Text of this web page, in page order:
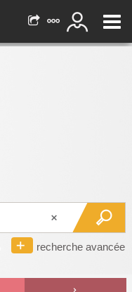
recherche avancée